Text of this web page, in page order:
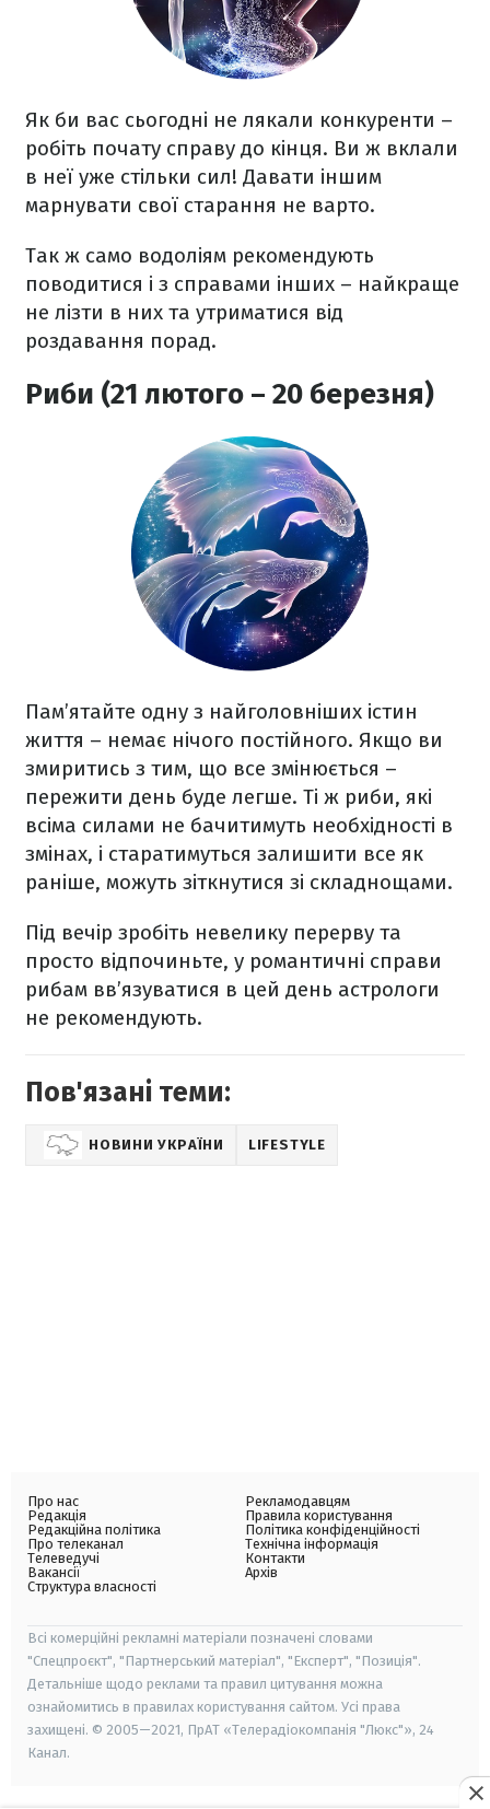
Як би вас сьогодні не лякали конкуренти –
робіть почату справу до кінця. Ви ж вклали
в неї уже стільки сил! Давати іншим
марнувати свої старання не варто.
Так ж само водоліям рекомендують
поводитися і з справами інших – найкраще
не лізти в них та утриматися від
роздавання порад.
Риби (21 лютого – 20 березня)
Пам’ятайте одну з найголовніших істин
життя – немає нічого постійного. Якщо ви
змиритись з тим, що все змінюється –
пережити день буде легше. Ті ж риби, які
всіма силами не бачитимуть необхідності в
змінах, і старатимуться залишити все як
раніше, можуть зіткнутися зі складнощами.
Під вечір зробіть невелику перерву та
просто відпочиньте, у романтичні справи
рибам вв’язуватися в цей день астрологи
не рекомендують.
Пов'язані теми:
НОВИНИ УКРАЇНИ LIFESTYLE
Про нас
Редакція
Редакційна політика
Про телеканал
Телеведучі
Вакансії
Структура власності
Рекламодавцям
Правила користування
Політика конфіденційності
Технічна інформація
Контакти
Архів
Всі комерційні рекламні матеріали позначені словами
"Спецпроєкт", "Партнерський матеріал", "Експерт", "Позиція".
Детальніше щодо реклами та правил цитування можна
ознайомитись в правилах користування сайтом. Усі права
захищені. © 2005—2021, ПрАТ «Телерадіокомпанія "Люкс"», 24
Канал.